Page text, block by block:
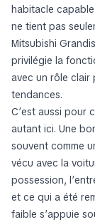
habitacle
ne tient pas
Mitsubishi
privilégie la
avec un rôle clair
tendances.
C’est aussi pour
autant ici. Une
souvent comme
vécu avec la
possession,
et ce qui a été
faible s’appuie